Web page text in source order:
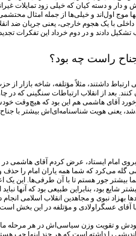
و دسته کیان که خیلی زود تمایلات
موج اول‌اند و خیلی‌ها از جمله امثال
با یک هجوم خارجی، یعنی جریان ضد
دادند و در دوم خرداد این تفکرات
راست چه بود؟
داشتند، مثلاً مؤتلفه، شاخه
بعد از انقلاب ارتباطات سنگینی که
یعنی هویت شناسنامه‌ای‌اش بیشتر با
امام ایستاد، عرض کردم آقای
گله می‌کرد که شما همه یاران امام
بیشتر جور هستم تا با آن طرفی‌ها.
شایع بود، بنابراین طبیعی بود که آنها
بهزاد نبوی و مجاهدین انقلاب اسلامی
عسگراولادی و مؤتلفه در این بخش است
و تقویت وزن سیاسی‌اش در هر مرحله